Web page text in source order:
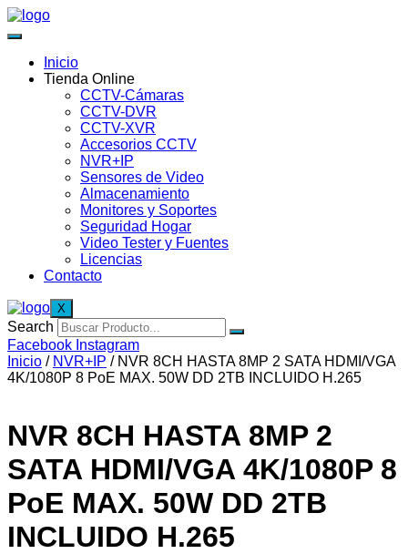
Inicio
Tienda Online
CCTV-Cámaras
CCTV-DVR
CCTV-XVR
Accesorios CCTV
NVR+IP
Sensores de Video
Almacenamiento
Monitores y Soportes
Seguridad Hogar
Video Tester y Fuentes
Licencias
Contacto
X
Search
Facebook Instagram
Inicio / NVR+IP / NVR 8CH HASTA 8MP 2 SATA HDMI/VGA
4K/1080P 8 PoE MAX. 50W DD 2TB INCLUIDO H.265
NVR 8CH HASTA 8MP 2
SATA HDMI/VGA 4K/1080P 8
PoE MAX. 50W DD 2TB
INCLUIDO H.265